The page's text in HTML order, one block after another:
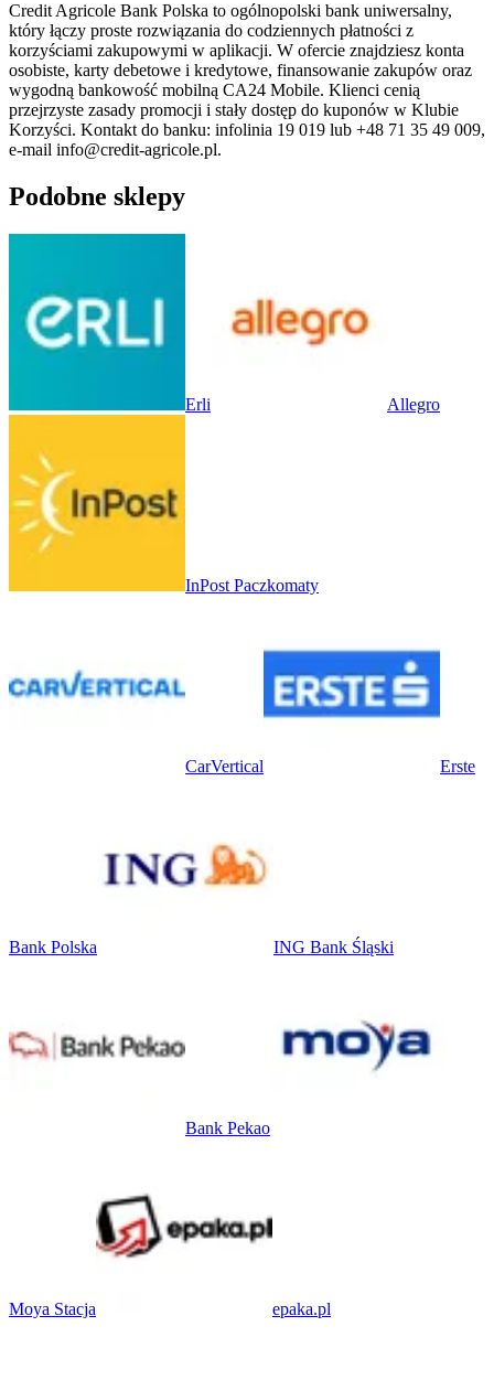
Credit Agricole Bank Polska to ogólnopolski bank uniwersalny,
który łączy proste rozwiązania do codziennych płatności z
korzyściami zakupowymi w aplikacji. W ofercie znajdziesz konta
osobiste, karty debetowe i kredytowe, finansowanie zakupów oraz
wygodną bankowość mobilną CA24 Mobile. Klienci cenią
przejrzyste zasady promocji i stały dostęp do kuponów w Klubie
Korzyści. Kontakt do banku: infolinia 19 019 lub +48 71 35 49 009,
e‑mail info@credit-agricole.pl.
Podobne sklepy
Erli Allegro
InPost Paczkomaty
CarVertical Erste
Bank Polska ING Bank Śląski
Bank Pekao
Moya Stacja epaka.pl